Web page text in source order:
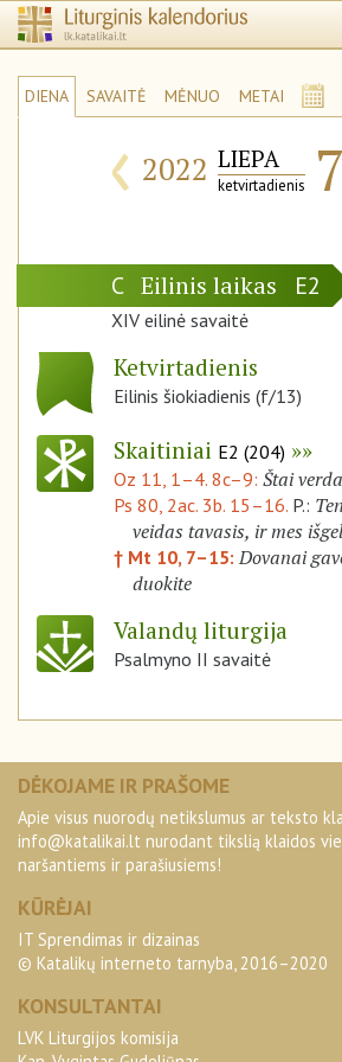
DIENA SAVAITĖ MĖNUO METAI
‹ 2022 LIEPA
ketvirtadienis 7
C Eilinis laikas E2
XIV eilinė savaitė
Ketvirtadienis
Eilinis šiokiadienis (f/13)
Skaitiniai E2 (204)
Oz 11, 1–4. 8c–9: Štai
Ps 80, 2ac. 3b. 15–16. P.:
veidas tavasis, ir mes
† Mt 10, 7–15:Dovanai
duokite
Valandų liturgija
Psalmyno II savaitė
DĖKOJAME IR PRAŠOME
Apie visus nuorodų netikslumus ar teksto
info@katalikai.lt nurodant tikslią klaidos
naršantiems ir parašiusiems!
KŪRĖJAI
IT Sprendimas ir dizainas
© Katalikų interneto tarnyba, 2016–2020
KONSULTANTAI
LVK Liturgijos komisija